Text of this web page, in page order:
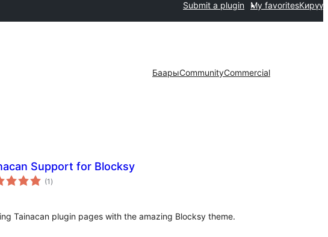
Submit a plugin My favoritesКирүү
БаарыCommunityCommercial
Support for Blocksy
(1 total
ratings
)
Tainacan plugin pages with the amazing Blocksy theme.